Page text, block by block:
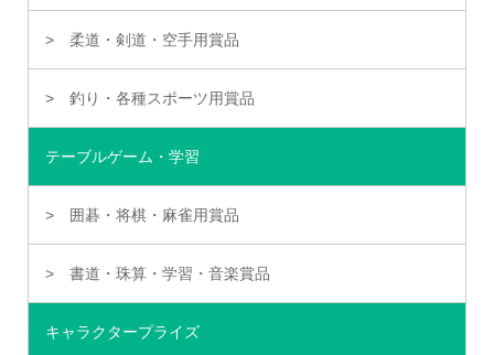
柔道・剣道・空手用賞品
釣り・各種スポーツ用賞品
テーブルゲーム・学習
囲碁・将棋・麻雀用賞品
書道・珠算・学習・音楽賞品
キャラクタープライズ